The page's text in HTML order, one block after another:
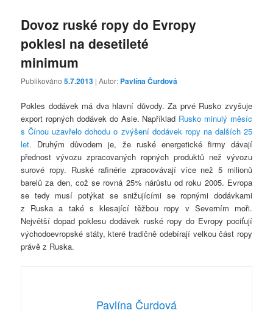
Dovoz ruské ropy do Evropy
poklesl na desetileté
minimum
Publikováno5.7.2013 | Autor: Pavlína Čurdová
Pokles dodávek má dva hlavní důvody. Za prvé Rusko zvyšuje
export ropných dodávek do Asie. Například Rusko minulý měsíc
s Čínou uzavřelo dohodu o zvýšení dodávek ropy na dalších 25
let. Druhým důvodem je, že ruské energetické firmy dávají
přednost vývozu zpracovaných ropných produktů než vývozu
surové ropy. Ruské rafinérie zpracovávají více než 5 milionů
barelů za den, což se rovná 25% nárůstu od roku 2005. Evropa
se tedy musí potýkat se snižujícími se ropnými dodávkami
z Ruska a také s klesající těžbou ropy v Severním moři.
Největší dopad poklesu dodávek ruské ropy do Evropy pociťují
východoevropské státy, které tradičně odebírají velkou část ropy
právě z Ruska.
Pavlína Čurdová